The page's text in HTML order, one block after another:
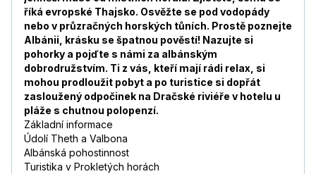
říká evropské Thajsko. Osvěžte se pod vodopády
nebo v průzračných horských tůních. Prostě poznejte
Albánii, krásku se špatnou pověstí! Nazujte si
pohorky a pojďte s námi za albánským
dobrodružstvím. Ti z vás, kteří mají rádi relax, si
mohou prodloužit pobyt a po turistice si dopřát
zasloužený odpočinek na Dračské riviéře v hotelu u
pláže s chutnou polopenzí.
Základní informace
Údolí Theth a Valbona
Albánská pohostinnost
Turistika v Prokletých horách